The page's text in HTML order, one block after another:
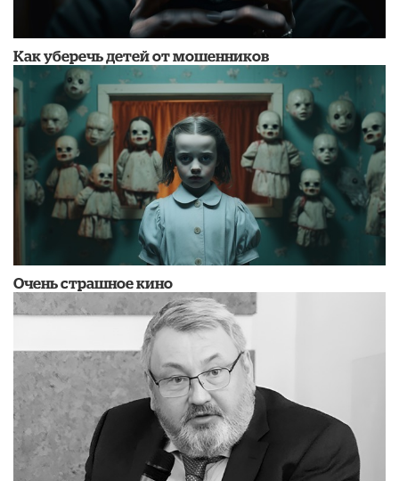
Как уберечь детей от мошенников
Очень страшное кино